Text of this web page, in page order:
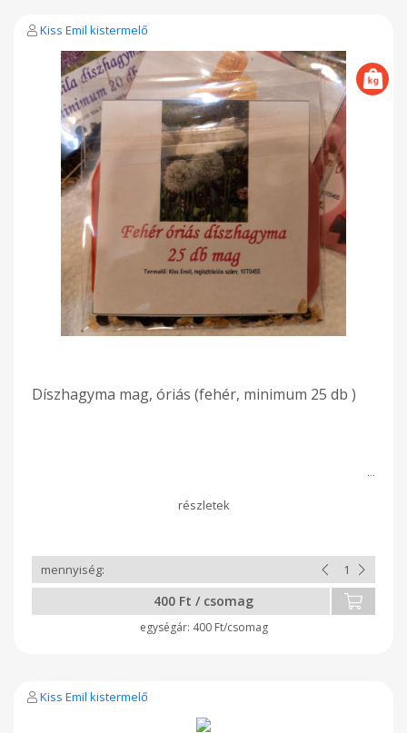
Kiss Emil kistermelő
Díszhagyma mag, óriás (fehér, minimum 25 db )
400 Ft / csomag
400 Ft/csomag
Kiss Emil kistermelő